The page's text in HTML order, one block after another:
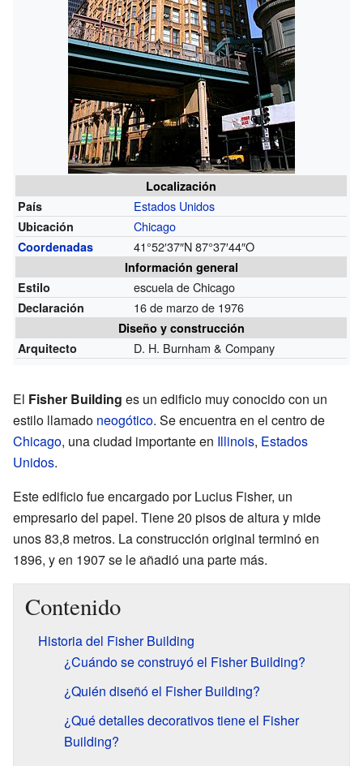
Localización
País
Estados Unidos
Ubicación Chicago
Coordenadas 41°52′37″N87°37′44″O
Información general
Estilo
escuela de Chicago
Declaración 16 de marzo de 1976
Diseño y construcción
Arquitecto
D. H. Burnham & Company
El Fisher Building es un edificio muy conocido con un
estilo llamado neogótico. Se encuentra en el centro de
Chicago, una ciudad importante en Illinois, Estados
Unidos.
Este edificio fue encargado por Lucius Fisher, un
empresario del papel. Tiene 20 pisos de altura y mide
unos 83,8 metros. La construcción original terminó en
1896, y en 1907 se le añadió una parte más.
Contenido
Historia del Fisher Building
¿Cuándo se construyó el Fisher Building?
¿Quién diseñó el Fisher Building?
¿Qué detalles decorativos tiene el Fisher
Building?